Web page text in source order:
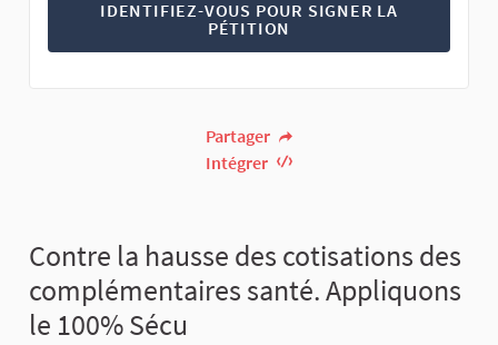
IDENTIFIEZ-VOUS POUR SIGNER LA
PÉTITION
Partager
Intégrer
Contre la hausse des cotisations des
complémentaires santé. Appliquons
le 100% Sécu